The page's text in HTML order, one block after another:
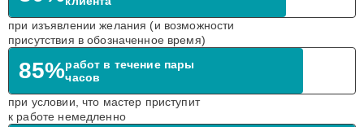
при изъявлении желания (и возможности
присутствия в обозначенное время)
85%работ в течение пары
часов
при условии, что мастер приступит
к работе немедленно